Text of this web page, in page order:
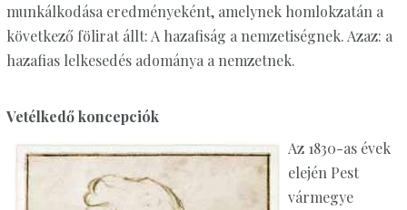
munkálkodása eredményeként, amelynek homlokzatán a
következő fölirat állt: A hazafiság a nemzetiségnek. Azaz: a
hazafias lelkesedés adománya a nemzetnek.
Vetélkedő koncepciók
Az 1830-as évek
elején Pest
vármegye